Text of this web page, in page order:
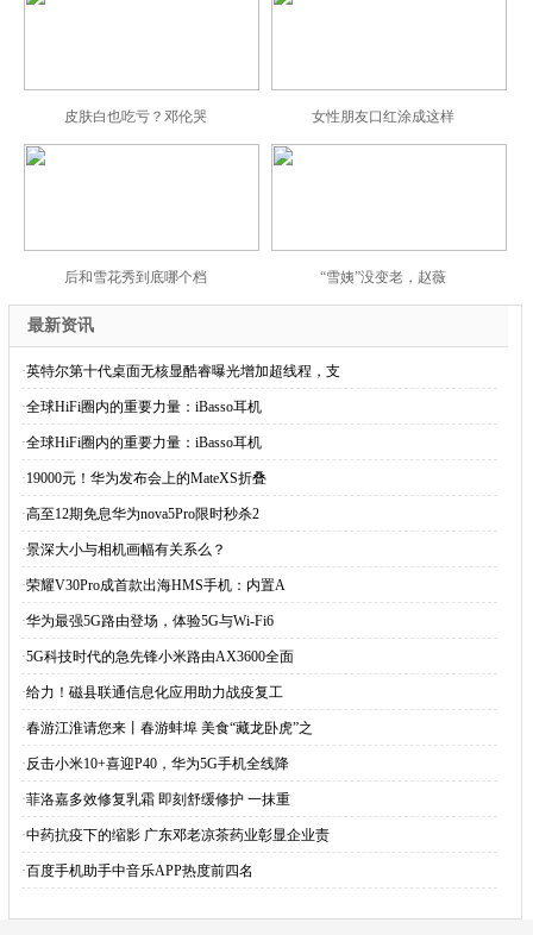
皮肤白也吃亏？邓伦哭 女性朋友口红涂成这样
后和雪花秀到底哪个档 “雪姨”没变老，赵薇
最新资讯
·英特尔第十代桌面无核显酷睿曝光增加超线程，支
·全球HiFi圈内的重要力量：iBasso耳机
·全球HiFi圈内的重要力量：iBasso耳机
·19000元！华为发布会上的MateXS折叠
·高至12期免息华为nova5Pro限时秒杀2
·景深大小与相机画幅有关系么？
·荣耀V30Pro成首款出海HMS手机：内置A
·华为最强5G路由登场，体验5G与Wi-Fi6
·5G科技时代的急先锋小米路由AX3600全面
·给力！磁县联通信息化应用助力战疫复工
·春游江淮请您来丨春游蚌埠 美食“藏龙卧虎”之
·反击小米10+喜迎P40，华为5G手机全线降
·菲洛嘉多效修复乳霜 即刻舒缓修护 一抹重
·中药抗疫下的缩影 广东邓老凉茶药业彰显企业责
·百度手机助手中音乐APP热度前四名